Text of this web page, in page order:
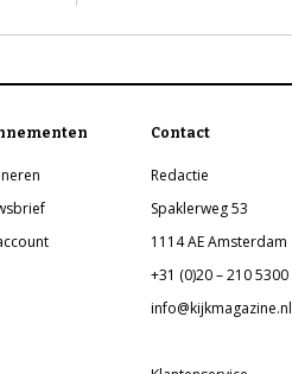
Contact
Redactie
Spaklerweg 53
1114 AE Amsterdam
+31 (0)20 – 210 5300
info@kijkmagazine.nl